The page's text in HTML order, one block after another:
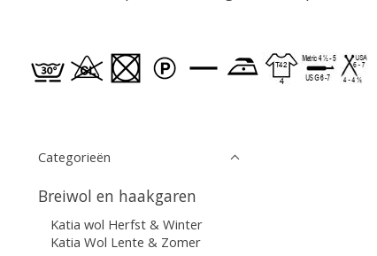
Categorieën
Breiwol en haakgaren
Katia wol Herfst & Winter
Katia Wol Lente & Zomer